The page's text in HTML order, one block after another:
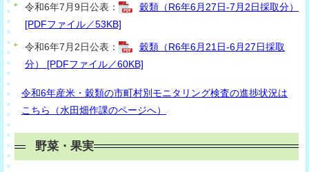
令和6年7月9日公表：
穀類（R6年6月27日-7月2日採取分）
[PDFファイル／53KB]
令和6年7月2日公表：
穀類（R6年6月21日-6月27日採取
分） [PDFファイル／60KB]
令和6年産米・穀類の市町村別モニタリング検査の進捗状況は
こちら（水田畑作課のページへ）
野菜・果実